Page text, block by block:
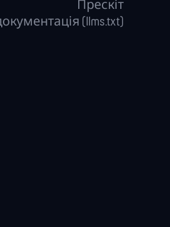
Прескіт
(llms.txt)